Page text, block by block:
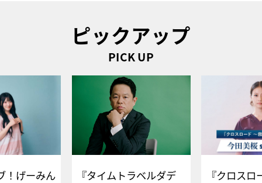
ピックアップ
PICK UP
！げーみん
『タイムトラベルダデ
『クロス